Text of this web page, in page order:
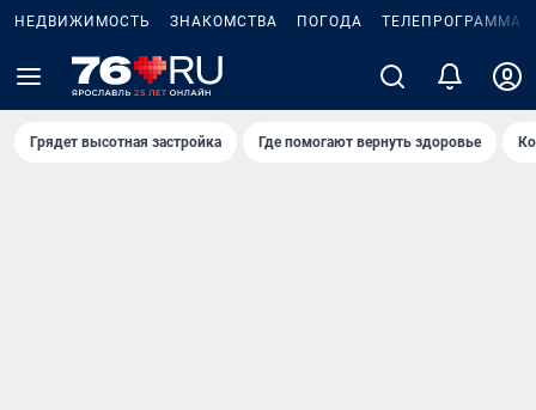
НЕДВИЖИМОСТЬ ЗНАКОМСТВА ПОГОДА ТЕЛЕПРОГРАММА
Грядет высотная застройка Где помогают вернуть здоровье